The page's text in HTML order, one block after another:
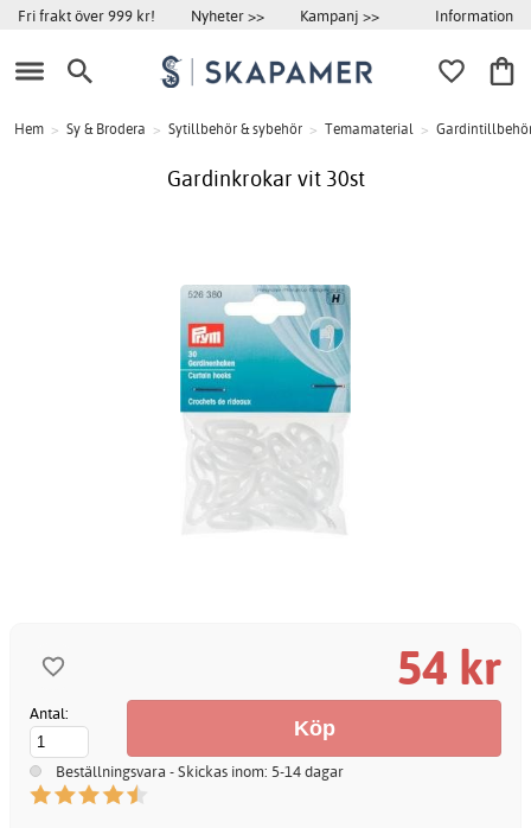
Fri frakt över 999 kr! Nyheter >> Kampanj >> Information
Hem > Sy & Brodera > Sytillbehör & sybehör > Temamaterial >
Gardinkrokar vit 30st
54 kr
Antal:
Beställningsvara - Skickas inom: 5-14 dagar